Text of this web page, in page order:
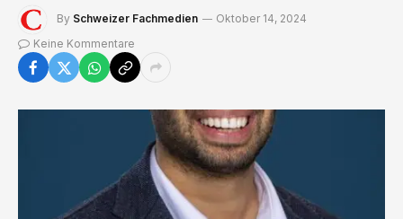
By Schweizer Fachmedien
Oktober 14, 2024
Keine Kommentare